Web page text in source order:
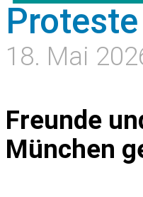
18. Mai
Freunde
München